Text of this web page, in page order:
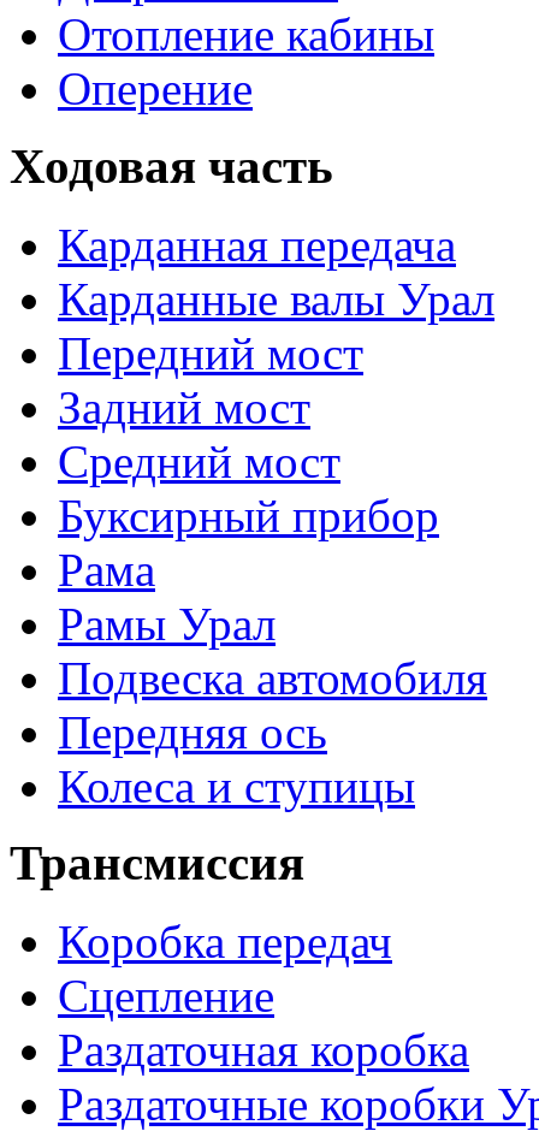
Отопление кабины
Оперение
Ходовая часть
Карданная передача
Карданные валы Урал
Передний мост
Задний мост
Средний мост
Буксирный прибор
Рама
Рамы Урал
Подвеска автомобиля
Передняя ось
Колеса и ступицы
Трансмиссия
Коробка передач
Сцепление
Раздаточная коробка
Раздаточные коробки